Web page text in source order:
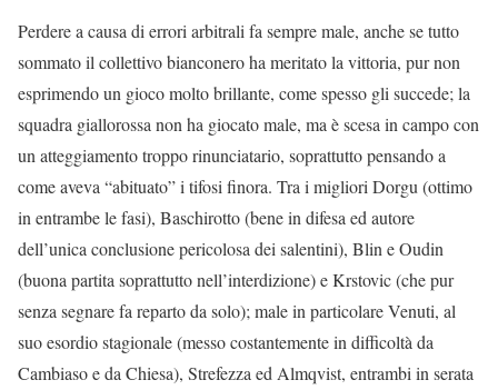
Perdere a causa di errori arbitrali fa sempre male, anche se tutto
sommato il collettivo bianconero ha meritato la vittoria, pur non
esprimendo un gioco molto brillante, come spesso gli succede; la
squadra giallorossa non ha giocato male, ma è scesa in campo con
un atteggiamento troppo rinunciatario, soprattutto pensando a
come aveva “abituato” i tifosi finora. Tra i migliori Dorgu (ottimo
in entrambe le fasi), Baschirotto (bene in difesa ed autore
dell’unica conclusione pericolosa dei salentini), Blin e Oudin
(buona partita soprattutto nell’interdizione) e Krstovic (che pur
senza segnare fa reparto da solo); male in particolare Venuti, al
suo esordio stagionale (messo costantemente in difficoltà da
Cambiaso e da Chiesa), Strefezza ed Almqvist, entrambi in serata